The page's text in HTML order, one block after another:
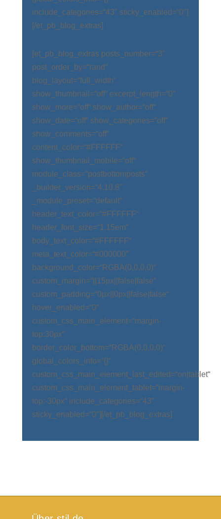
include_categories=“43″ sticky_enabled=“0″]
[/et_pb_blog_extras]
[et_pb_blog_extras posts_number=“3″
post_order_by=“rand“
blog_layout=“full_width“
show_thumbnail=“off“ excerpt_length=“0″
show_more=“off“ show_author=“off“
show_date=“off“ show_categories=“off“
show_comments=“off“
content_color=“#FFFFFF“
show_thumbnail_mobile=“off“
module_class=“postbottomposts“
_builder_version=“4.10.8″
_module_preset=“default“
header_text_color=“#FFFFFF“
header_font_size=“1.15em“
body_text_color=“#FFFFFF“
meta_text_color=“#000000″
background_color=“RGBA(0,0,0,0)“
custom_margin=“||15px||false|false“
custom_padding=“0px||0px||false|false“
hover_enabled=“0″
custom_css_main_element=“margin-
top:30px“
border_color_bottom=“RGBA(0,0,0,0)“
global_colors_info=“{}“
custom_css_main_element_last_edited=“on|tablet“
custom_css_main_element_tablet=“margin-
top:-30px“ include_categories=“43″
sticky_enabled=“0″][/et_pb_blog_extras]